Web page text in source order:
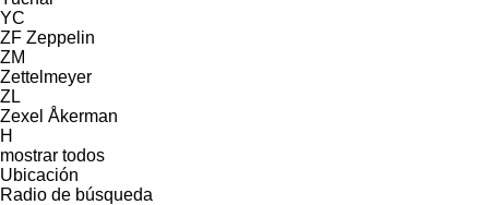
YC
ZF Zeppelin
ZM
Zettelmeyer
ZL
Zexel Åkerman
H
mostrar todos
Ubicación
Radio de búsqueda